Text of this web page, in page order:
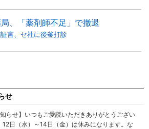
、「薬剤師不足」で撤退
言、セ社に後釜打診
せ
らせ】いつもご愛読いただきありがとうござい
12日（水）～14日（金）は休みになります。な